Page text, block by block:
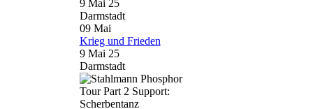
9 Mai 25
Darmstadt
09 Mai
Krieg und Frieden
9 Mai 25
Darmstadt